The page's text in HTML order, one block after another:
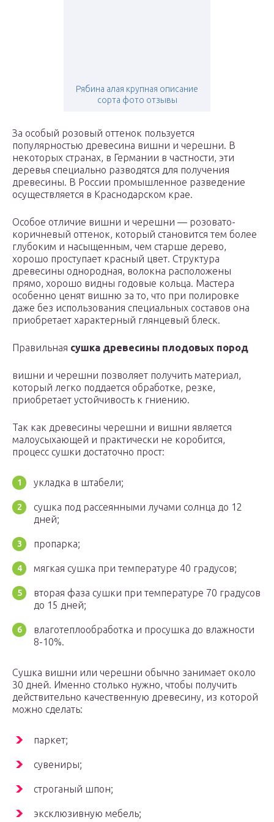
Рябина алая крупная описание
сорта фото отзывы
За особый розовый оттенок пользуется
популярностью древесина вишни и черешни. В
некоторых странах, в Германии в частности, эти
деревья специально разводятся для получения
древесины. В России промышленное разведение
осуществляется в Краснодарском крае.
Особое отличие вишни и черешни — розовато-
коричневый оттенок, который становится тем более
глубоким и насыщенным, чем старше дерево,
хорошо проступает красный цвет. Структура
древесины однородная, волокна расположены
прямо, хорошо видны годовые кольца. Мастера
особенно ценят вишню за то, что при полировке
даже без использования специальных составов она
приобретает характерный глянцевый блеск.
Правильная сушка древесины плодовых пород
вишни и черешни позволяет получить материал,
который легко поддается обработке, резке,
приобретает устойчивость к гниению.
Так как древесины черешни и вишни является
малоусыхающей и практически не коробится,
процесс сушки достаточно прост:
укладка в штабели;
сушка под рассеянными лучами солнца до 12
дней;
пропарка;
мягкая сушка при температуре 40 градусов;
вторая фаза сушки при температуре 70 градусов
до 15 дней;
влаготеплообработка и просушка до влажности
8-10%.
Сушка вишни или черешни обычно занимает около
30 дней. Именно столько нужно, чтобы получить
действительно качественную древесину, из которой
можно сделать:
паркет;
сувениры;
строганый шпон;
эксклюзивную мебель;